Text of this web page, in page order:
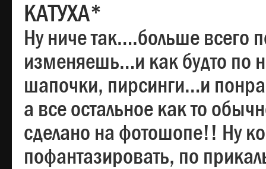
КАТУХА*
Ну ниче так….больше всего
изменяешь…и как будто по
шапочки, пирсинги…и
а все остальное как то
сделано на фотошопе!! Ну
пофантазировать, по